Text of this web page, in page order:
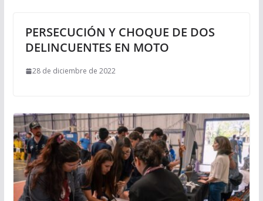
PERSECUCIÓN Y CHOQUE DE DOS
DELINCUENTES EN MOTO
28 de diciembre de 2022